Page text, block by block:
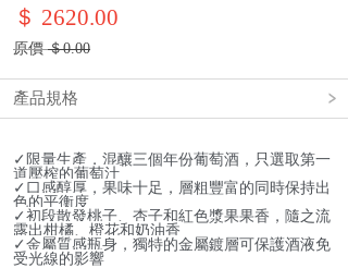
＄ 2620.00
原價＄0.00
產品規格
✓限量生產，混釀三個年份葡萄酒，只選取第一
道壓榨的葡萄汁
✓口感醇厚，果味十足，層粗豐富的同時保持出
色的平衡度
✓初段散發桃子、杏子和紅色漿果果香，隨之流
露出柑橘、橙花和奶油香
✓金屬質感瓶身，獨特的金屬鍍層可保護酒液免
受光線的影響